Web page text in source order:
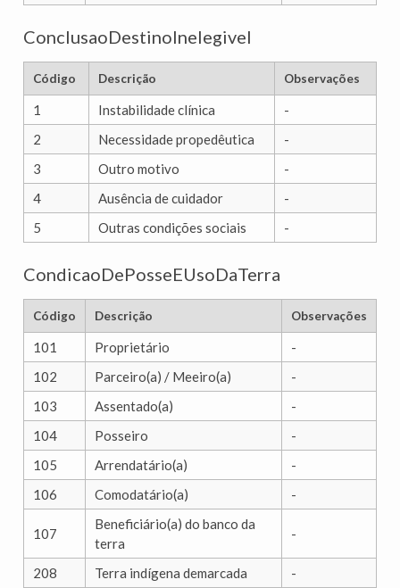
ConclusaoDestinoInelegivel
Código Descrição Observações
1 Instabilidade clínica
-
2
Necessidade propedêutica
-
3
Outro motivo
-
4
Ausência de cuidador
-
5
Outras condições sociais -
CondicaoDePosseEUsoDaTerra
Código Descrição Observações
101 Proprietário
-
102
Parceiro(a) / Meeiro(a)
-
103
Assentado(a)
-
104
Posseiro
-
105
Arrendatário(a)
-
106
Comodatário(a) -
107
Beneficiário(a) do banco da
terra
-
208 Terra indígena demarcada -